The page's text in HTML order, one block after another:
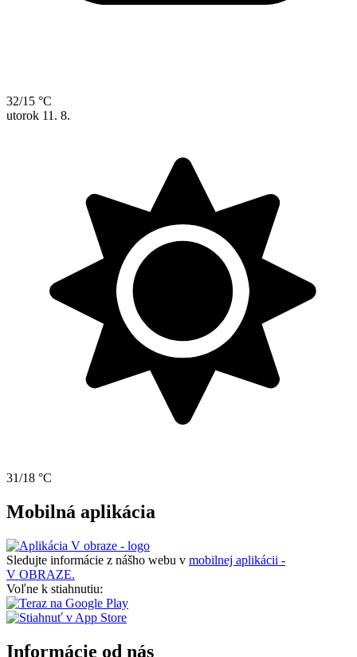
32/15 °C
utorok 11. 8.
31/18 °C
Mobilná aplikácia
Sledujte informácie z nášho webu v mobilnej aplikácii -
V OBRAZE.
Voľne k stiahnutiu:
Informácie od nás